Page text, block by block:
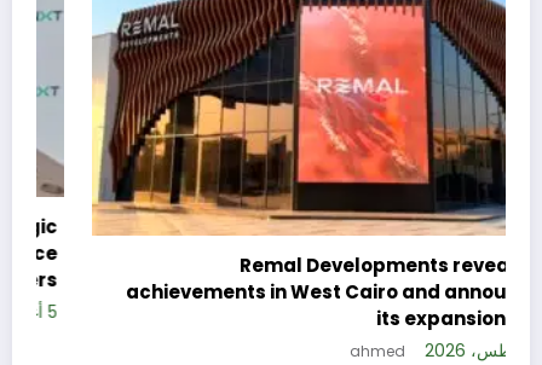
Remal Developments reveals its
achievements in West Cairo and announces
its expansion plan
5 أغسطس، 2026